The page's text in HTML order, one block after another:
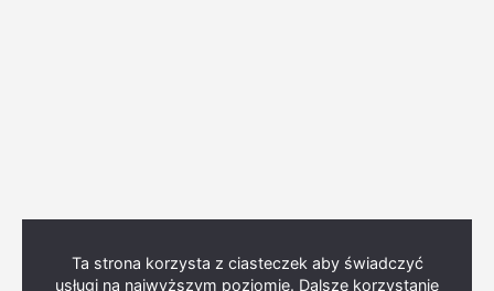
Ta strona korzysta z ciasteczek aby świadczyć
usługi na najwyższym poziomie. Dalsze korzystanie